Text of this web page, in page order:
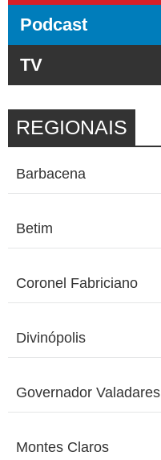
Podcast
TV
REGIONAIS
Barbacena
Betim
Coronel Fabriciano
Divinópolis
Governador Valadares
Montes Claros